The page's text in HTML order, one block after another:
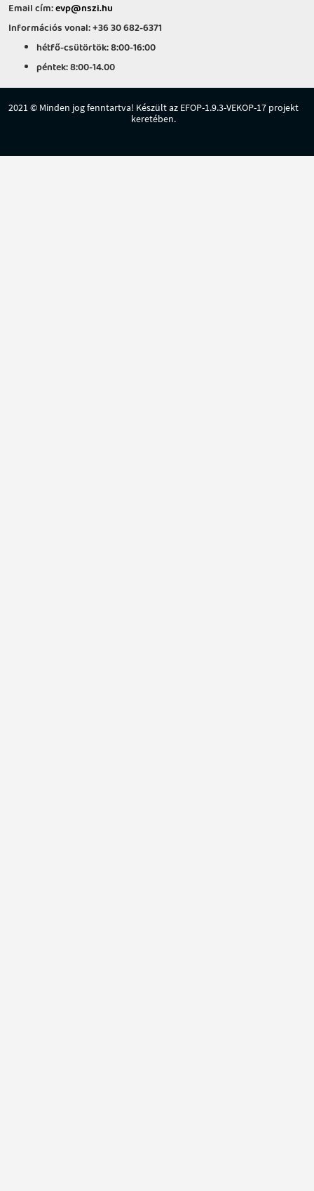
Email cím:evp@nszi.hu
Információs vonal: +36 30 682-6371
hétfő-csütörtök: 8:00-16:00
péntek: 8:00-14.00
2021 © Minden jog fenntartva! Készült az EFOP-1.9.3-VEKOP-17 projekt
keretében.